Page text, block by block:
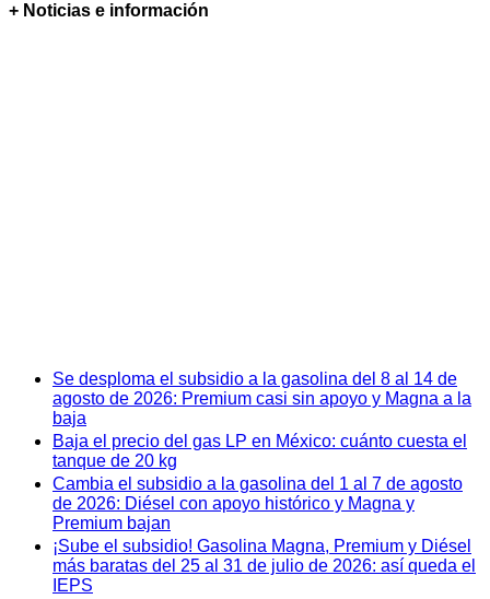
+ Noticias e información
Se desploma el subsidio a la gasolina del 8 al 14 de
agosto de 2026: Premium casi sin apoyo y Magna a la
baja
Baja el precio del gas LP en México: cuánto cuesta el
tanque de 20 kg
Cambia el subsidio a la gasolina del 1 al 7 de agosto
de 2026: Diésel con apoyo histórico y Magna y
Premium bajan
¡Sube el subsidio! Gasolina Magna, Premium y Diésel
más baratas del 25 al 31 de julio de 2026: así queda el
IEPS